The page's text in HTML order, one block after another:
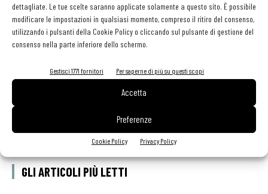
dettagliate. Le tue scelte saranno applicate solamente a questo sito. È possibile
modificare le impostazioni in qualsiasi momento, compreso il ritiro del consenso,
utilizzando i pulsanti della Cookie Policy o cliccando sul pulsante di gestione del
consenso nella parte inferiore dello schermo.
Gestisci 1771 fornitori Per saperne di più su questi scopi
Accetta
Preferenze
Cookie Policy Privacy Policy
contenuto sponsorizzato
Sogemi rafforza i servizi per la ristorazione: orario
esteso e tessera gratuita per i professionisti
HoReCa
GLI ARTICOLI PIÙ LETTI